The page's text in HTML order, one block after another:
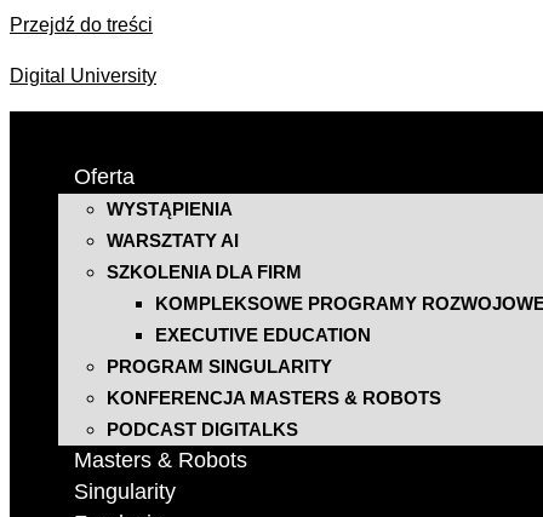
Przejdź do treści
Digital University
Oferta
WYSTĄPIENIA
WARSZTATY AI
SZKOLENIA DLA FIRM
KOMPLEKSOWE PROGRAMY
EXECUTIVE EDUCATION
PROGRAM SINGULARITY
KONFERENCJA MASTERS & ROBOTS
PODCAST DIGITALKS
Masters & Robots
Singularity